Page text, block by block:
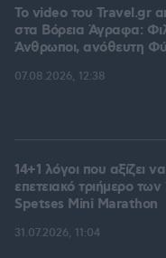
To video του Travel.gr
στα Βόρεια Άγραφα:
Άνθρωποι, ανόθευτη
07.08.2026, 12:38
14+1 λόγοι που αξίζει
επετειακό τριήμερο
Spetses Mini Marathon
31.07.2026, 11:04